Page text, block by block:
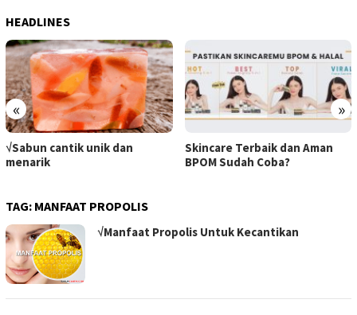
HEADLINES
« »
√Sabun cantik unik dan
menarik
Skincare Terbaik dan Aman
BPOM Sudah Coba?
TAG: MANFAAT PROPOLIS
√Manfaat Propolis Untuk Kecantikan